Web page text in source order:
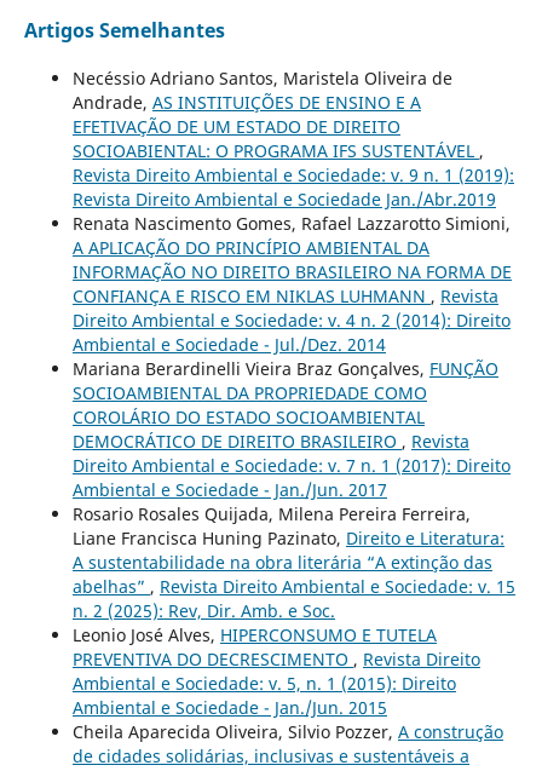
Artigos Semelhantes
Necéssio Adriano Santos, Maristela Oliveira de
Andrade, AS INSTITUIÇÕES DE ENSINO E A
EFETIVAÇÃO DE UM ESTADO DE DIREITO
SOCIOABIENTAL: O PROGRAMA IFS SUSTENTÁVEL ,
Revista Direito Ambiental e Sociedade: v. 9 n. 1 (2019):
Revista Direito Ambiental e Sociedade Jan./Abr.2019
Renata Nascimento Gomes, Rafael Lazzarotto Simioni,
A APLICAÇÃO DO PRINCÍPIO AMBIENTAL DA
INFORMAÇÃO NO DIREITO BRASILEIRO NA FORMA DE
CONFIANÇA E RISCO EM NIKLAS LUHMANN , Revista
Direito Ambiental e Sociedade: v. 4 n. 2 (2014): Direito
Ambiental e Sociedade - Jul./Dez. 2014
Mariana Berardinelli Vieira Braz Gonçalves, FUNÇÃO
SOCIOAMBIENTAL DA PROPRIEDADE COMO
COROLÁRIO DO ESTADO SOCIOAMBIENTAL
DEMOCRÁTICO DE DIREITO BRASILEIRO , Revista
Direito Ambiental e Sociedade: v. 7 n. 1 (2017): Direito
Ambiental e Sociedade - Jan./Jun. 2017
Rosario Rosales Quijada, Milena Pereira Ferreira,
Liane Francisca Huning Pazinato, Direito e Literatura:
A sustentabilidade na obra literária “A extinção das
abelhas” , Revista Direito Ambiental e Sociedade: v. 15
n. 2 (2025): Rev, Dir. Amb. e Soc.
Leonio José Alves, HIPERCONSUMO E TUTELA
PREVENTIVA DO DECRESCIMENTO , Revista Direito
Ambiental e Sociedade: v. 5, n. 1 (2015): Direito
Ambiental e Sociedade - Jan./Jun. 2015
Cheila Aparecida Oliveira, Silvio Pozzer, A construção
de cidades solidárias, inclusivas e sustentáveis a